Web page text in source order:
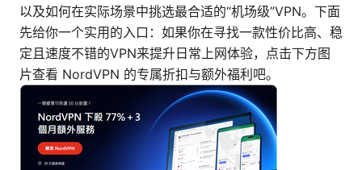
以及如何在实际场景中挑选最合适的“机场级”VPN。下面
先给你一个实用的入口：如果你在寻找一款性价比高、稳
定且速度不错的VPN来提升日常上网体验，点击下方图
片查看 NordVPN 的专属折扣与额外福利吧。